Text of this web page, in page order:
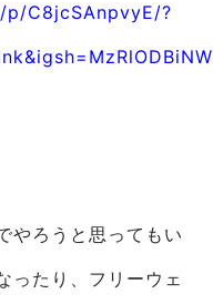
C8jcSAnpvyE/?
やろうと思ってもい
ったり、フリーウェ